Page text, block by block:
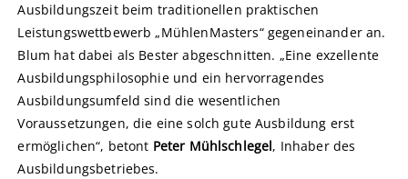
Ausbildungszeit beim traditionellen praktischen
Leistungswettbewerb „MühlenMasters“ gegeneinander an.
Blum hat dabei als Bester abgeschnitten. „Eine exzellente
Ausbildungsphilosophie und ein hervorragendes
Ausbildungsumfeld sind die wesentlichen
Voraussetzungen, die eine solch gute Ausbildung erst
ermöglichen“, betont Peter Mühlschlegel, Inhaber des
Ausbildungsbetriebes.